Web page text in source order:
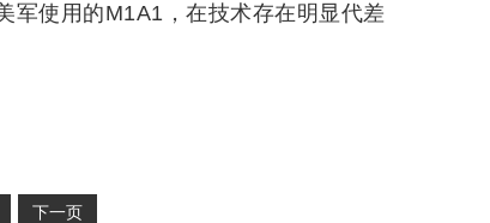
军使用的M1A1，在技术存在明显代差
下一页